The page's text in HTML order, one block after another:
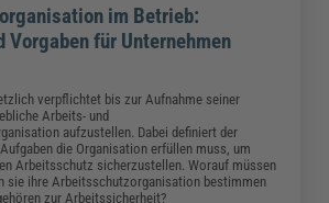
im Betrieb:
Vorgaben für Unternehmen
verpflichtet bis zur Aufnahme seiner
Arbeits- und
aufzustellen. Dabei definiert der
die Organisation erfüllen muss, um
Arbeitsschutz sicherzustellen. Worauf müssen
sie ihre Arbeitsschutzorganisation bestimmen
zur Arbeitssicherheit?